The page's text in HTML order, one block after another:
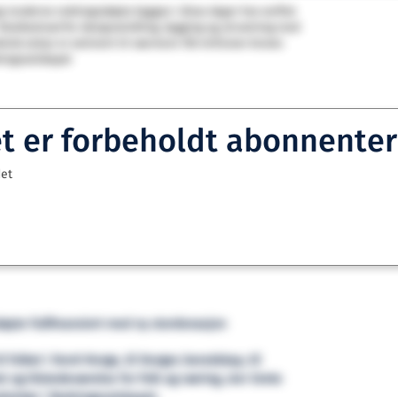
moderne redningsskøyte bygges i disse dager hos verftet
er forbeholdt abonnenter
fullfinansiert med ny stordonasjon
folket i Nord-Norge, til Norges beredskap, til
og tilstedeværelse for folk og næring, sier Grete